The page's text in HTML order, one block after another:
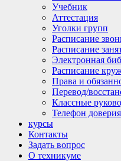
Учебник
Аттестация
Уголки групп
Расписание
Расписание
Электронная
Расписание
Права и
Перевод/
Классные
Телефон
курсы
Контакты
Задать вопрос
О техникуме